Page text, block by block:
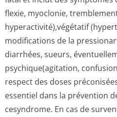
flexie, myoclonie,
hyperactivité),vé­gétatif
modifications de la
diarrhées, sueurs,
psychique(agi­tation,
respect des doses
essentiel dans la prévention
cesyndrome. En cas de